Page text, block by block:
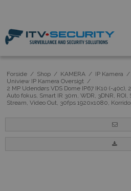
Forside / Shop / KAMERA / IP Kamera /
Uniview IP Kamera Oversigt /
2 MP Udendørs VDS Dome IP67 IK10 (-40c),
Auto fokus, Smart IR 30m, WDR, 3DNR, ROI,
Stream, Video Out, 30fps 1920x1080,